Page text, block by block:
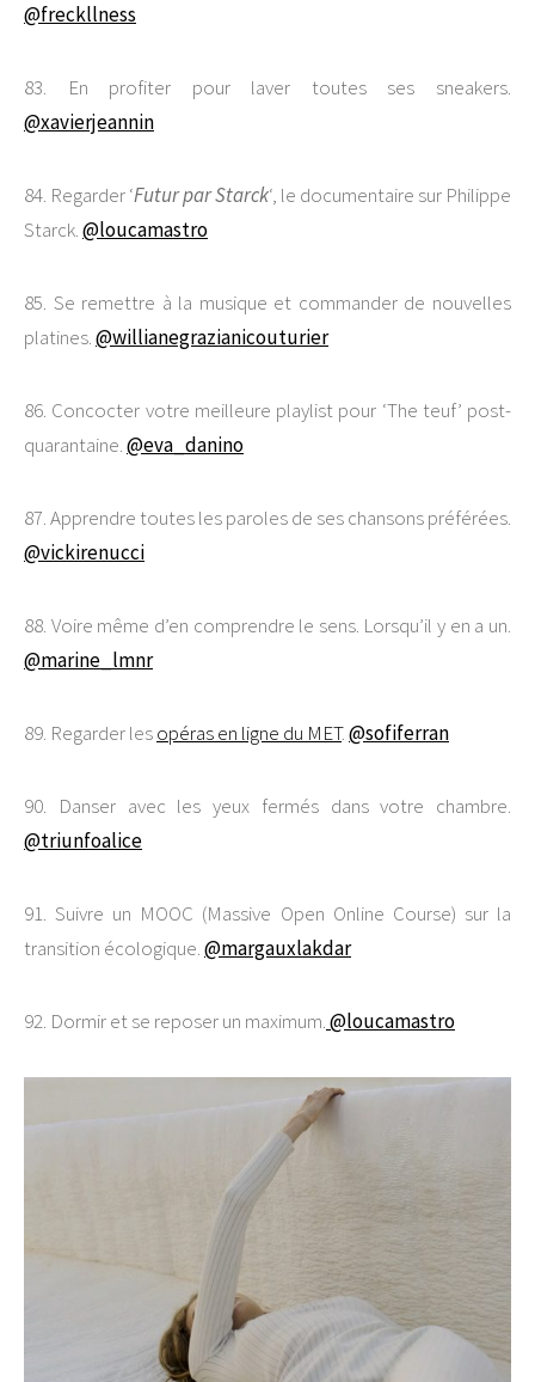
@freckllness
83. En profiter pour laver toutes ses sneakers.
@xavierjeannin
84. Regarder ‘Futur par Starck‘, le documentaire sur Philippe
Starck.@loucamastro
85. Se remettre à la musique et commander de nouvelles
platines.@willianegrazianicouturier
86. Concocter votre meilleure playlist pour ‘The teuf’ post-
quarantaine.@eva_danino
87. Apprendre toutes les paroles de ses chansons préférées.
@vickirenucci
88. Voire même d’en comprendre le sens. Lorsqu’il y en a un.
@marine_lmnr
89. Regarder lesopéras en ligne du MET.@sofiferran
90. Danser avec les yeux fermés dans votre chambre.
@triunfoalice
91. Suivre un MOOC (Massive Open Online Course) sur la
transition écologique.@margauxlakdar
92. Dormir et se reposer un maximum.@loucamastro